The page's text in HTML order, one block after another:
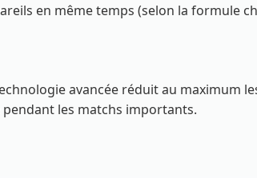
en même temps (selon la formule
avancée réduit au maximum
les matchs importants.